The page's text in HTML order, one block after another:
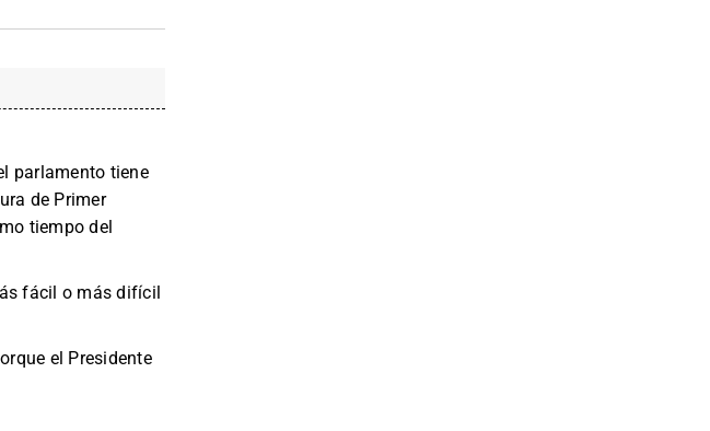
parlamento tiene
de Primer
tiempo del
fácil o más difícil
el Presidente